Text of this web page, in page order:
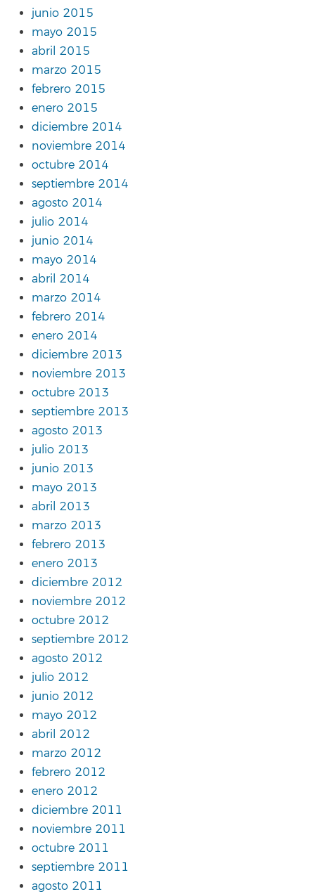
junio 2015
mayo 2015
abril 2015
marzo 2015
febrero 2015
enero 2015
diciembre 2014
noviembre 2014
octubre 2014
septiembre 2014
agosto 2014
julio 2014
junio 2014
mayo 2014
abril 2014
marzo 2014
febrero 2014
enero 2014
diciembre 2013
noviembre 2013
octubre 2013
septiembre 2013
agosto 2013
julio 2013
junio 2013
mayo 2013
abril 2013
marzo 2013
febrero 2013
enero 2013
diciembre 2012
noviembre 2012
octubre 2012
septiembre 2012
agosto 2012
julio 2012
junio 2012
mayo 2012
abril 2012
marzo 2012
febrero 2012
enero 2012
diciembre 2011
noviembre 2011
octubre 2011
septiembre 2011
agosto 2011